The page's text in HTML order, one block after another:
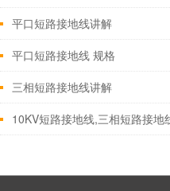
平口短路接地线讲解
平口短路接地线 规格
三相短路接地线讲解